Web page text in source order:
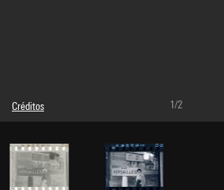
Créditos
© Man Ray Trust / Adagp, Paris
1/2